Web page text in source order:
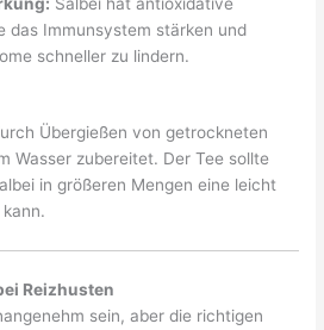
das Immunsystem stärken und
schneller zu lindern.
Übergießen von getrockneten
Wasser zubereitet. Der Tee sollte
in größeren Mengen eine leicht
Reizhusten
sein, aber die richtigen